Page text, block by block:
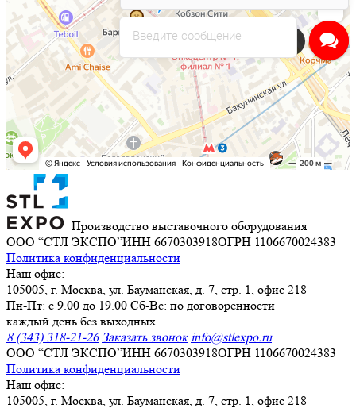
Производство выставочного оборудования
ООО “СТЛ ЭКСПО”ИНН 6670303918ОГРН 1106670024383
Политика конфиденциальности
Наш офис:
105005, г. Москва, ул. Бауманская, д. 7, стр. 1, офис 218
Пн-Пт: с 9.00 до 19.00 Сб-Вс: по договоренности
каждый день без выходных
8 (343) 318-21-26 Заказать звонок info@stlexpo.ru
ООО “СТЛ ЭКСПО”ИНН 6670303918ОГРН 1106670024383
Политика конфиденциальности
Наш офис:
105005, г. Москва, ул. Бауманская, д. 7, стр. 1, офис 218
Напишите нам в чат
Введите сообщение